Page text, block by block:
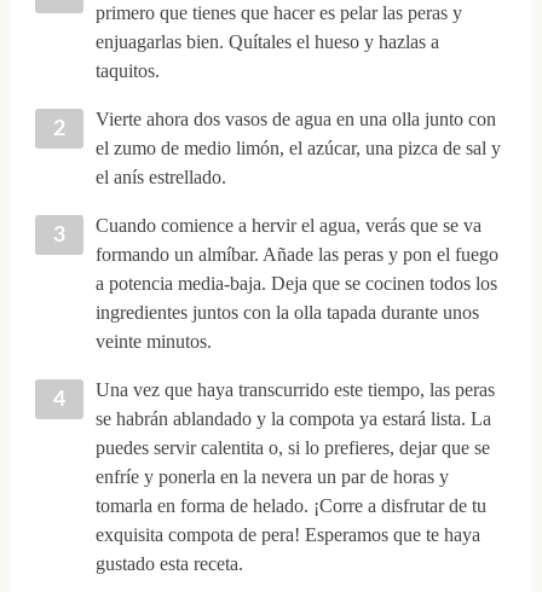
primero que tienes que hacer es pelar las peras y
enjuagarlas bien. Quítales el hueso y hazlas a
taquitos.
Vierte ahora dos vasos de agua en una olla junto con
el zumo de medio limón, el azúcar, una pizca de sal y
el anís estrellado.
Cuando comience a hervir el agua, verás que se va
formando un almíbar. Añade las peras y pon el fuego
a potencia media-baja. Deja que se cocinen todos los
ingredientes juntos con la olla tapada durante unos
veinte minutos.
Una vez que haya transcurrido este tiempo, las peras
se habrán ablandado y la compota ya estará lista. La
puedes servir calentita o, si lo prefieres, dejar que se
enfríe y ponerla en la nevera un par de horas y
tomarla en forma de helado. ¡Corre a disfrutar de tu
exquisita compota de pera! Esperamos que te haya
gustado esta receta.